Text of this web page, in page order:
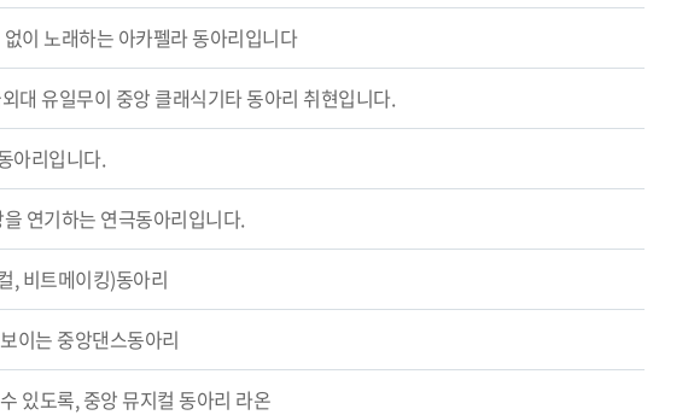
이 노래하는 아카펠라 동아리입니다
대 유일무이 중앙 클래식기타 동아리 취현입니다.
아리입니다.
연기하는 연극동아리입니다.
, 비트메이킹)동아리
이는 중앙댄스동아리
있도록, 중앙 뮤지컬 동아리 라온